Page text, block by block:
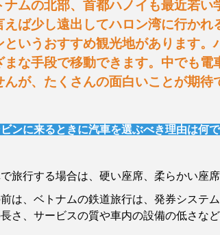
ナムの北部、首都ハノイも最近若
えば少し遠出してハロン湾に行か
というおすすめ観光地があります。
まな手段で移動できます。中でも
んが、たくさんの面白いことが期待
ンに来るときに汽車を選ぶべき理由は何
旅行する場合は、硬い座席、柔らかい座
は、ベトナムの鉄道旅行は、発券システ
さ、サービスの質や車内の設備の低さな